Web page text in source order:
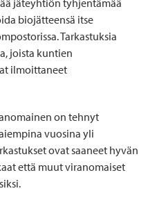
jäteyhtiön tyhjentämää
biojätteensä itse
Tarkastuksia
joista kuntien
ilmoittaneet
on tehnyt
vuosina yli
ovat saaneet hyvän
että muut viranomaiset